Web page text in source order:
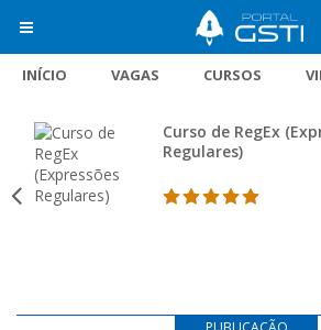
INÍCIO VAGAS CURSOS
Curso de RegEx
Regulares)